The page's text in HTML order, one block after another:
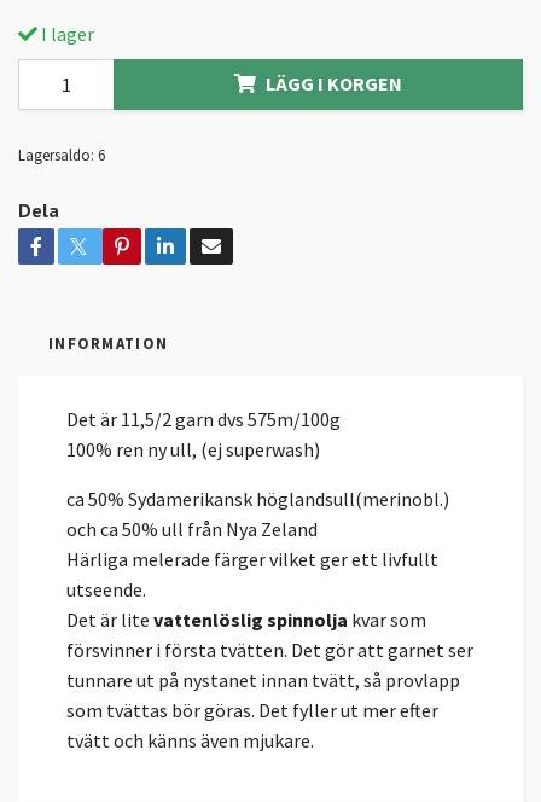
I lager
LÄGG I KORGEN
Lagersaldo: 6
Dela
INFORMATION
Det är 11,5/2 garn dvs 575m/100g
100% ren ny ull, (ej superwash)
ca 50% Sydamerikansk höglandsull(merinobl.)
och ca 50% ull från Nya Zeland
Härliga melerade färger vilket ger ett livfullt
utseende.
Det är lite vattenlöslig spinnolja kvar som
försvinner i första tvätten. Det gör att garnet ser
tunnare ut på nystanet innan tvätt, så provlapp
som tvättas bör göras. Det fyller ut mer efter
tvätt och känns även mjukare.